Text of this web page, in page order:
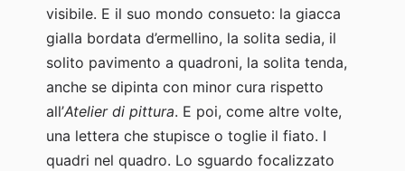
visibile. E il suo mondo consueto: la giacca
gialla bordata d’ermellino, la solita sedia, il
solito pavimento a quadroni, la solita tenda,
anche se dipinta con minor cura rispetto
all’Atelier di pittura. E poi, come altre volte,
una lettera che stupisce o toglie il fiato. I
quadri nel quadro. Lo sguardo focalizzato